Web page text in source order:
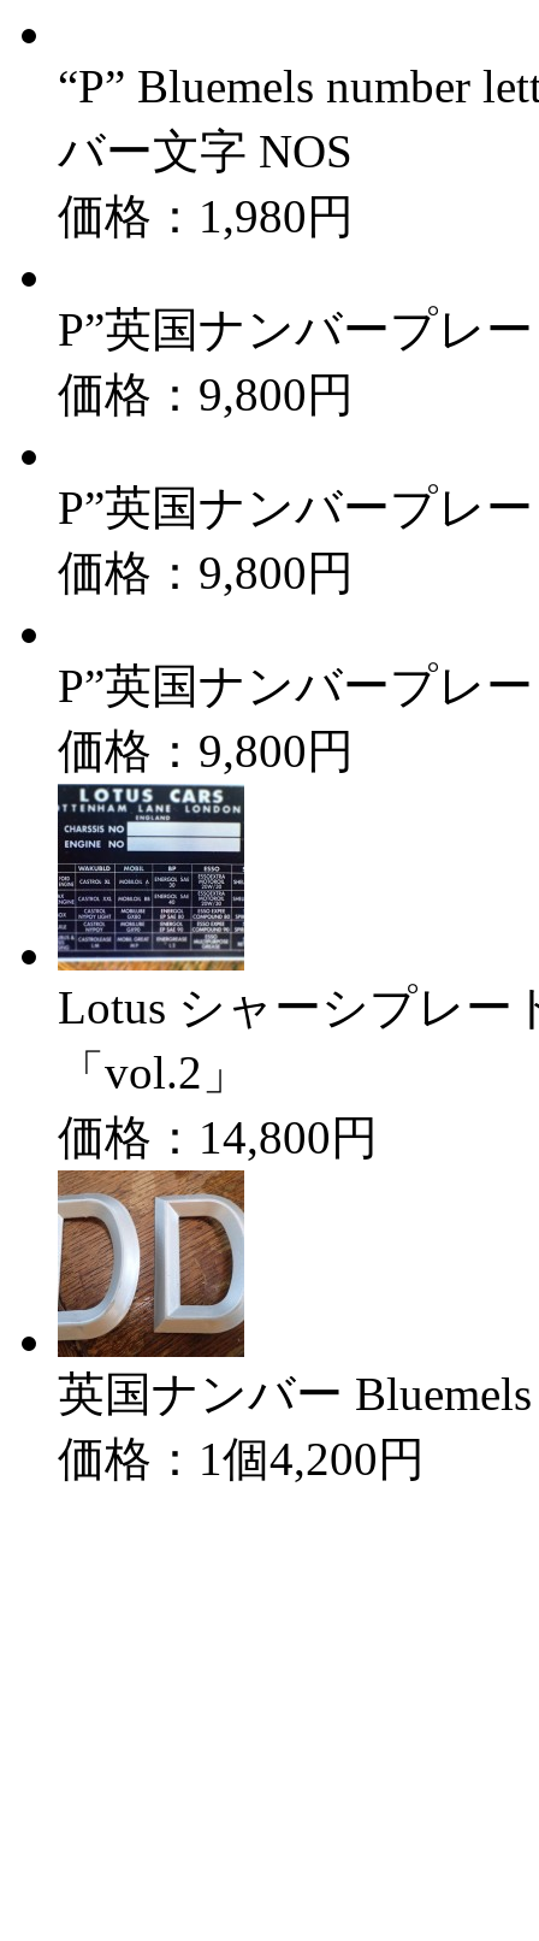
“P” Bluemels number
バー文字 NOS
価格：1,980円
P”英国ナンバープレ
価格：9,800円
P”英国ナンバープレ
価格：9,800円
P”英国ナンバープレ
価格：9,800円
Lotus シャーシプレー
「vol.2」
価格：14,800円
英国ナンバー
価格：1個4,200円